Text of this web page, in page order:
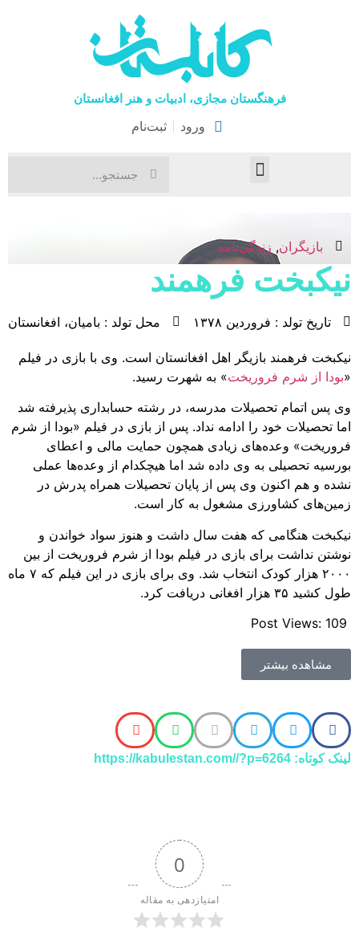
فرهنگستان مجازی، ادبیات و هنر افغانستان
ورود ثبت‌نام
بازیگران, زندگی‌نامه
نیکبخت فرهمند
تاریخ تولد : فروردین ۱۳۷۸ محل تولد : بامیان، افغانستان
نیکبخت فرهمند بازیگر اهل افغانستان است. وی با بازی در فیلم
«بودا از شرم فروریخت» به شهرت رسید.
وی پس اتمام تحصیلات مدرسه، در رشته حسابداری پذیرفته شد
اما تحصیلات خود را ادامه نداد. پس از بازی در فیلم «بودا از شرم
فروریخت» وعده‌های زیادی همچون حمایت مالی و اعطای
بورسیه تحصیلی به وی داده شد اما هیچکدام از وعده‌ها عملی
نشده و هم اکنون وی پس از پایان تحصیلات همراه پدرش در
زمین‌های کشاورزی مشغول به کار است.
نیکبخت هنگامی که هفت سال داشت و هنوز سواد خواندن و
نوشتن نداشت برای بازی در فیلم بودا از شرم فروریخت از بین
۲۰۰۰ هزار کودک انتخاب شد. وی برای بازی در این فیلم که ۷ ماه
طول کشید ۳۵ هزار افغانی دریافت کرد.
Post Views: 109
مشاهده بیشتر
لینک کوتاه: https://kabulestan.com//?p=6264
0
امتیازدهی به مقاله